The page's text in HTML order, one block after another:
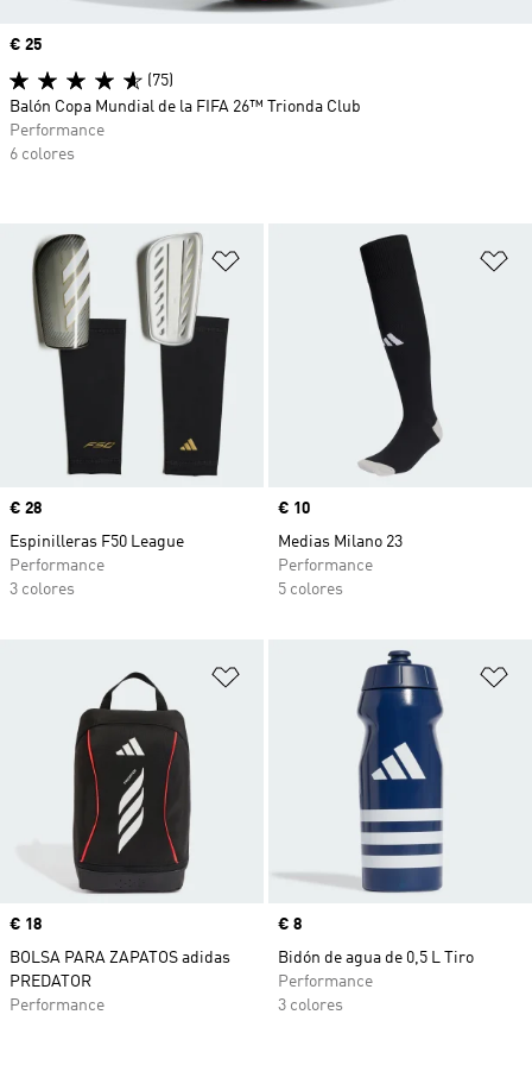
Añadir a la lista de deseos
Precio
€ 28
Espinilleras F50 League
Performance
3 colores
Precio
€ 10
Medias Milano 23
Performance
5 colores
Añadir a la lista de deseos
Precio
€ 18
BOLSA PARA ZAPATOS adidas
PREDATOR
Performance
Precio
€ 8
Bidón de agua de 0,5 L Tiro
Performance
3 colores
Precio
€ 25
(75)
Balón Copa Mundial de la FIFA 26™ Trionda Club
Performance
6 colores